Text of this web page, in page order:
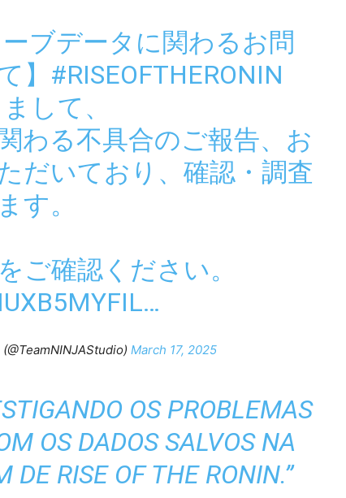
ーブデータに関わるお問
】 #RISEOFTHERONIN
して、
わる不具合のご報告、お
だいており、確認・調査
す。
ご確認ください。
…
March 17, 2025
OS PROBLEMAS
OS DADOS SALVOS NA
DE RISE OF THE RONIN.”